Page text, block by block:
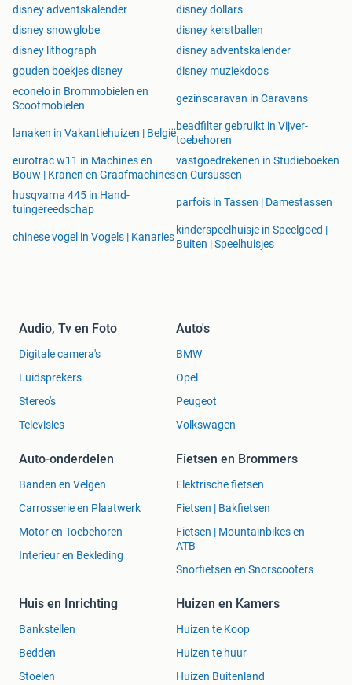
disney adventskalender
disney dollars
disney snowglobe
disney kerstballen
disney lithograph
disney adventskalender
gouden boekjes disney
disney muziekdoos
econelo in Brommobielen en
Scootmobielen
gezinscaravan in Caravans
lanaken in Vakantiehuizen | België
beadfilter gebruikt in Vijver-
toebehoren
eurotrac w11 in Machines en
Bouw | Kranen en Graafmachines
vastgoedrekenen in Studieboeken
en Cursussen
husqvarna 445 in Hand-
tuingereedschap
parfois in Tassen | Damestassen
chinese vogel in Vogels | Kanaries
kinderspeelhuisje in Speelgoed |
Buiten | Speelhuisjes
Audio, Tv en Foto
Digitale camera's
Luidsprekers
Stereo's
Televisies
Auto's
BMW
Opel
Peugeot
Volkswagen
Auto-onderdelen
Banden en Velgen
Carrosserie en Plaatwerk
Motor en Toebehoren
Interieur en Bekleding
Fietsen en Brommers
Elektrische fietsen
Fietsen | Bakfietsen
Fietsen | Mountainbikes en
ATB
Snorfietsen en Snorscooters
Huis en Inrichting
Bankstellen
Bedden
Stoelen
Huizen en Kamers
Huizen te Koop
Huizen te huur
Huizen Buitenland